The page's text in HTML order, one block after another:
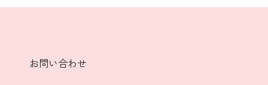
お問い合わせ